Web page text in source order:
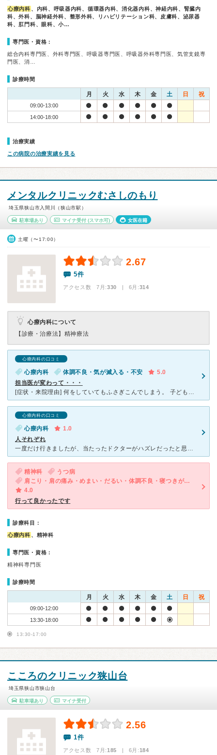
心療内科 、内科、呼吸器内科、循環器内科、消化器内科、神経内科、腎臓内
科、外科、脳神経外科、整形外科、リハビリテーション科、皮膚科、泌尿器
科、肛門科、眼科、小…
専門医・資格：
総合内科専門医、外科専門医、呼吸器専門医、呼吸器外科専門医、気管支鏡専
門医、消…
診療時間
月 火 水 木 金 土 日 祝
09:00-13:00
14:00-18:00
治療実績
この病院の治療実績を見る
メンタルクリニックむさしのもり
埼玉県狭山市入間川（狭山市駅）
駐車場あり マイナ受付(スマホ可) 女医在籍
土曜（〜17:00）
2.67
5件
アクセス数 7月:330 | 6月:314
心療内科について
【診療・治療法】 精神療法
心療内科の口コミ
心療内科 体調不良・気が滅入る・不安
5.0
担当医が変わって・・・
[症状・来院理由] 何をしていてもふさぎこんでしまう。 子どもに対してイライラが止まらない。 夜になると寂しさが込み上げ、気付けば泣いている。 なんだか 最近の自分はおかしいと思いつつも
心療内科の口コミ
心療内科
1.0
人それぞれ
一度だけ行きましたが、当たったドクターがハズレだったと思います。とても威圧的で、一方的に話を決めつけて、私の話を聞こうとはせず、もう途中から話をする気力が失せました。 他のドクターはそんなことはない
精神科
うつ病
肩こり・肩の痛み・めまい・だるい・体調不良・寝つきが悪い・不眠・耳鳴り・急性の下痢・気が滅入る・不安
4.0
行って良かったです
診療科目：
心療内科 、精神科
専門医・資格：
精神科専門医
診療時間
月 火 水 木 金 土 日 祝
09:00-12:00
13:30-18:00
13:30-17:00
こころのクリニック狭山台
埼玉県狭山市狭山台
駐車場あり マイナ受付
2.56
1件
アクセス数 7月:185 | 6月:184